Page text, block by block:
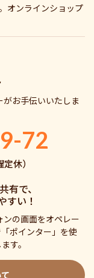
オンラインショップ
お手伝いいたしま
72
休）
有で、
すい！
ンの画面をオペレー
ポインター」を使
す。